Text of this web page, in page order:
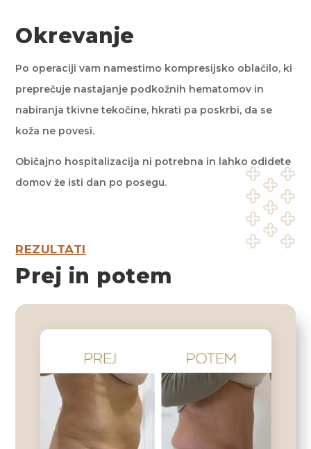
Okrevanje
Po operaciji vam namestimo kompresijsko oblačilo, ki
preprečuje nastajanje podkožnih hematomov in
nabiranja tkivne tekočine, hkrati pa poskrbi, da se
koža ne povesi.
Običajno hospitalizacija ni potrebna in lahko odidete
domov že isti dan po posegu.
REZULTATI
Prej in potem